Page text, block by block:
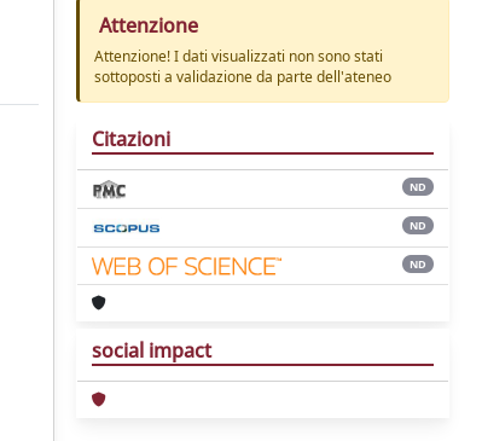
Attenzione
Attenzione! I dati visualizzati non sono stati
sottoposti a validazione da parte dell'ateneo
Citazioni
ND
ND
ND
social impact